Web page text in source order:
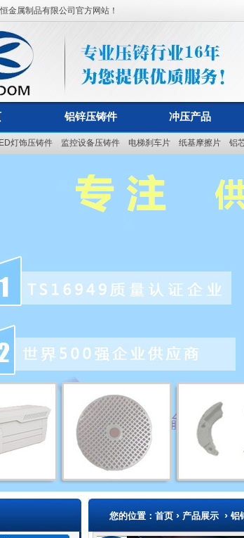
金属制品有限公司官方网站！
铝锌压铸件 冲压产品
灯饰压铸件 监控设备压铸件 电梯刹车片 纸基摩擦片 铝
您的位置： 首页 › 产品展示 › 铝